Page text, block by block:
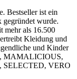
Bestseller ist ein
gegründet wurde.
mehr als 16.500
Kleidung und
und Kinder
MAMALICIOUS,
SELECTED, VERO